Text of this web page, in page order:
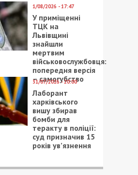
1/08/2026 - 17:47
У приміщенні
ТЦК на
Львівщині
знайшли
мертвим
військовослужбовця:
попередня версія
– самогубство
31/07/2026 - 20:00
Лаборант
харківського
вишу збирав
бомби для
теракту в поліції:
суд призначив 15
років ув’язнення